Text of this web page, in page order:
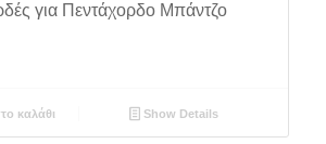
για Πεντάχορδο Μπάντζο
καλάθι Show Details